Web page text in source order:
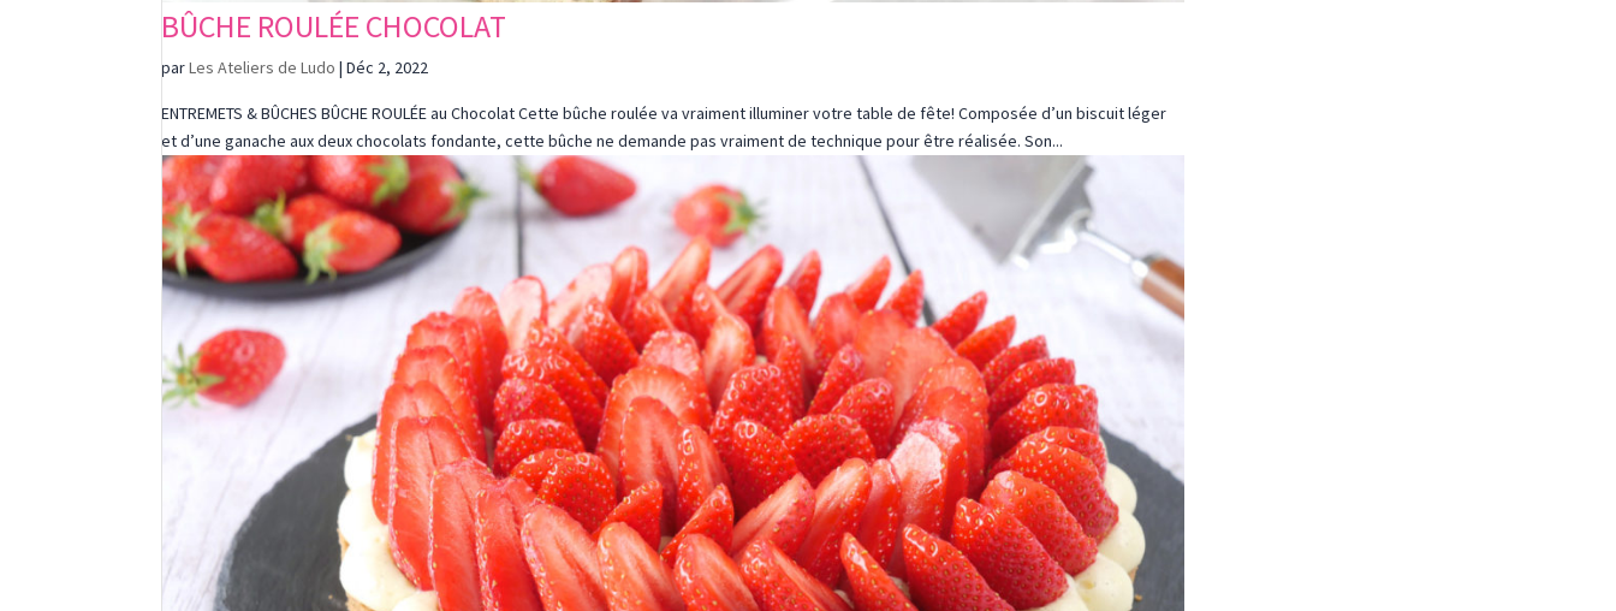
BÛCHE ROULÉE CHOCOLAT
parLes Ateliers de Ludo |Déc 2, 2022
ENTREMETS & BÛCHES BÛCHE ROULÉE au Chocolat Cette bûche roulée va vraiment illuminer votre table de fête! Composée d’un biscuit léger
et d’une ganache aux deux chocolats fondante, cette bûche ne demande pas vraiment de technique pour être réalisée. Son...